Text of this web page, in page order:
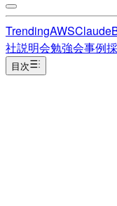
TrendingAWSClaude
社説明会勉強会事例
目次